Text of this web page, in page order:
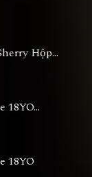
Hộp...
18YO